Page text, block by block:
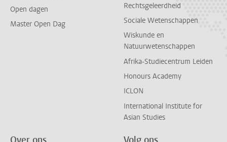
Open dagen
Master Open Dag
Rechtsgeleerdheid
Sociale Wetenschappen
Wiskunde en
Natuurwetenschappen
Afrika-Studiecentrum Leiden
Honours Academy
ICLON
International Institute for
Asian Studies